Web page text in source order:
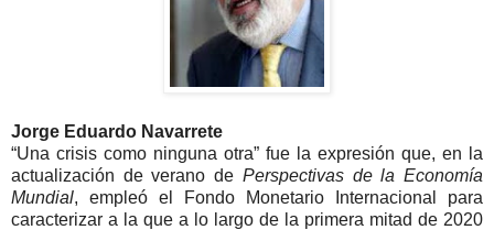
Jorge Eduardo Navarrete
Una crisis como ninguna otra
fue la expresión que, en la
actualización de verano de Perspectivas de la Economía
Mundial, empleó el Fondo Monetario Internacional para
caracterizar a la que a lo largo de la primera mitad de 2020